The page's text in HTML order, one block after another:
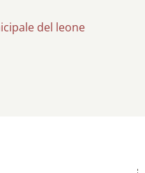
del leone